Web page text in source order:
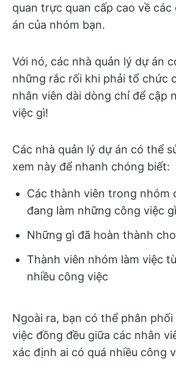
quan trực quan cấp cao về
án của nhóm bạn.
Với nó, các nhà quản lý dự án
những rắc rối khi phải tổ chức
nhân viên dài dòng chỉ để cập
việc gì!
Các nhà quản lý dự án có thể
xem này để nhanh chóng biết:
Các thành viên trong nhóm
đang làm những công việc gì
Những gì đã hoàn thành
Thành viên nhóm làm việc
nhiều công việc
Ngoài ra, bạn có thể phân
việc đồng đều giữa các nhân
xác định ai có quá nhiều công